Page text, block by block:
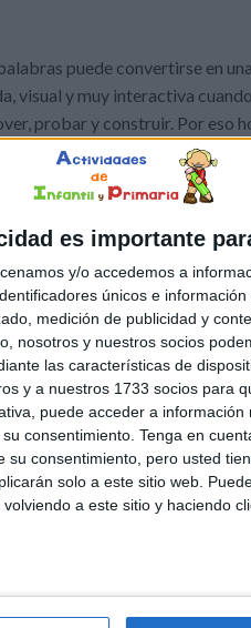
es importante
y/o accedemos a
únicos e
medición de publicidad y
nosotros y nuestros socios
las características de
y a nuestros 1733 socios para
puede acceder a
consentimiento. Tenga en
su consentimiento, pero usted
solo a este sitio web.
a este sitio y haciendo
puede convertirse en una
visual y muy interactiva
probar y construir. Por eso
manipulativa para formar
recurso pensado para que los
experimenten y descubran
,Educación Primaria,
,aprender a escribir
educación infantil educación
material imprimible ,
DEJA UN
que puedan revisar